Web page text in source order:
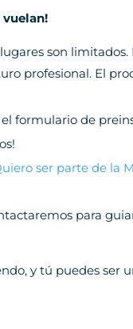
vuelan!
son
profesional. El
formulario de
ser parte de la
para
y tú puedes ser